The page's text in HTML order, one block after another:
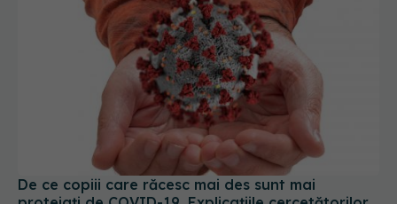
De ce copiii care răcesc mai des sunt mai
protejați de COVID-19. Explicațiile cercetătorilor
02 sep 2025, 09:54